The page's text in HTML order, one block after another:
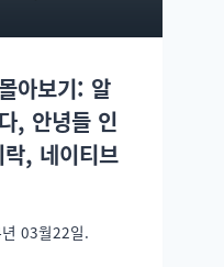
아보기: 알
, 안녕들 인
, 네이티브
03월22일.